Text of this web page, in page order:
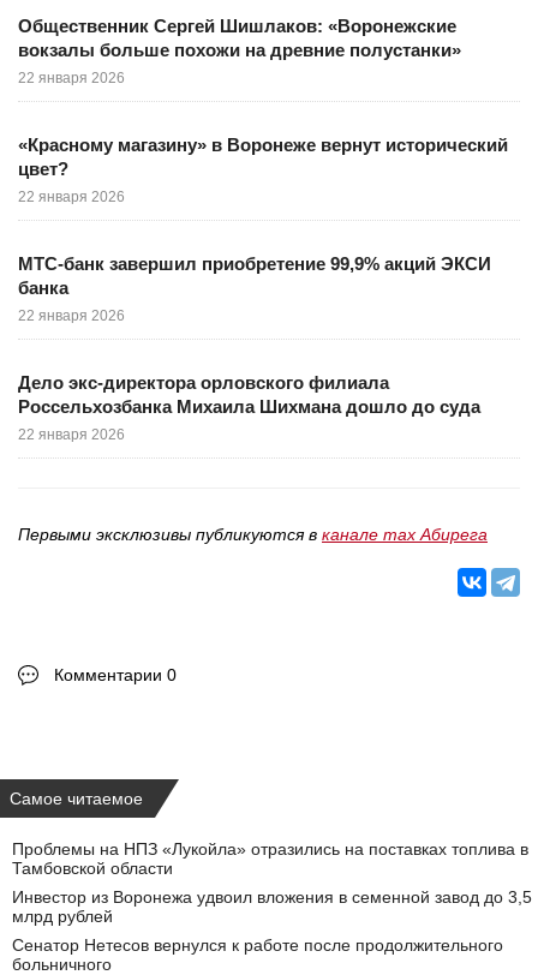
Общественник Сергей Шишлаков: «Воронежские
вокзалы больше похожи на древние полустанки»
22 января 2026
«Красному магазину» в Воронеже вернут исторический
цвет?
22 января 2026
МТС-банк завершил приобретение 99,9% акций ЭКСИ
банка
22 января 2026
Дело экс-директора орловского филиала
Россельхозбанка Михаила Шихмана дошло до суда
22 января 2026
Первыми эксклюзивы публикуются в канале max Абирега
Комментарии 0
Самое читаемое
Проблемы на НПЗ «Лукойла» отразились на поставках топлива в
Тамбовской области
Инвестор из Воронежа удвоил вложения в семенной завод до 3,5
млрд рублей
Сенатор Нетесов вернулся к работе после продолжительного
больничного